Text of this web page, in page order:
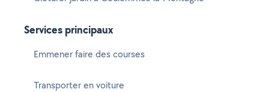
Services principaux
Emmener faire des courses
Transporter en voiture